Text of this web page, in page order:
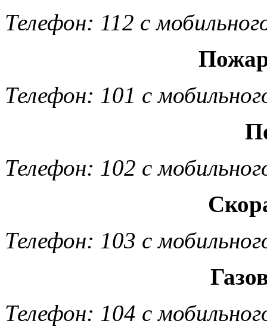
Телефон: 112 с
Телефон: 101 с
Телефон: 102 с
Телефон: 103 с
Телефон: 104 с